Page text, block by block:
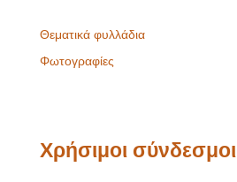
Θεματικά φυλλάδια
Φωτογραφίες
Χρήσιμοι σύνδεσμοι